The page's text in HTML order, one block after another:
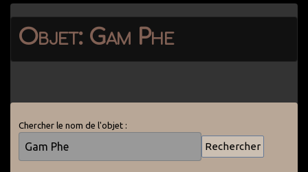
Objet: Gam Phe
Chercher le nom de l'objet :